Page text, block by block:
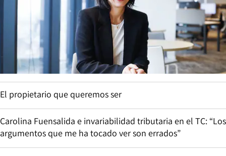
El propietario que queremos ser
Carolina Fuensalida e invariabilidad tributaria en el TC: “Los
argumentos que me ha tocado ver son errados”